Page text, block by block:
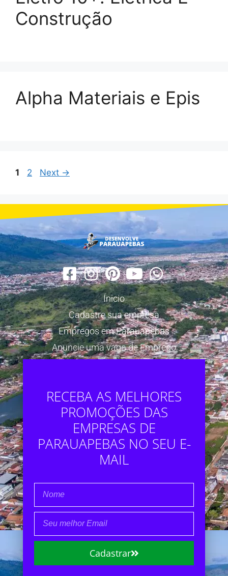
Construção
Alpha Materiais e Epis
1 2 Next →
Ínicio
Cadastre sua empresa
Empregos em Parauapebas
Anuncie uma vaga de Emprego
RECEBA AS MELHORES
PROMOÇÕES DAS
EMPRESAS DE
PARAUAPEBAS NO SEU E-
MAIL
Cadastrar